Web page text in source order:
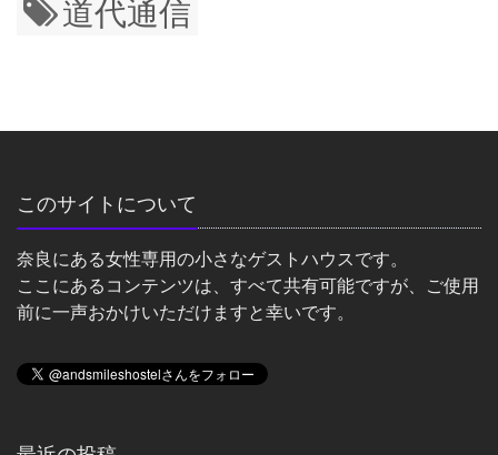
道代通信
このサイトについて
奈良にある女性専用の小さなゲストハウスです。
ここにあるコンテンツは、すべて共有可能ですが、ご使用
前に一声おかけいただけますと幸いです。